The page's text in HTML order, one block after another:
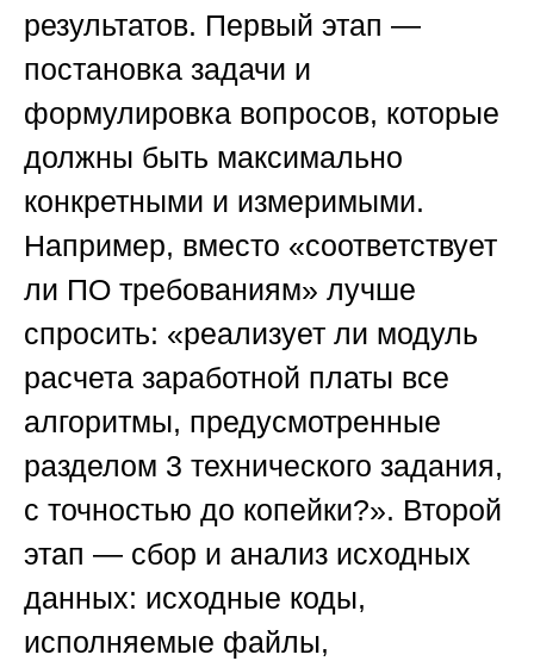
результатов. Первый этап —
постановка задачи и
формулировка вопросов, которые
должны быть максимально
конкретными и измеримыми.
Например, вместо «соответствует
ли ПО требованиям» лучше
спросить: «реализует ли модуль
расчета заработной платы все
алгоритмы, предусмотренные
разделом 3 технического задания,
с точностью до копейки?». Второй
этап — сбор и анализ исходных
данных: исходные коды,
исполняемые файлы,